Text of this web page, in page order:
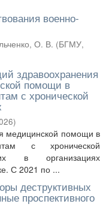
военно-
О. В. (БГМУ,
здравоохранения
помощи в
с хронической
)
медицинской помощи в
с хронической
в организациях
С 2021 по ...
деструктивных
проспективного